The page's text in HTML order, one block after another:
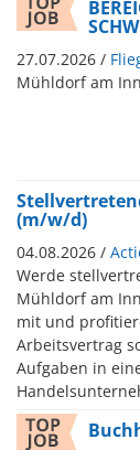
27.07.2026 /
Mühldorf am Inn
(m/w/d)
04.08.2026 /
Werde
Mühldorf am
mit und
Arbeitsvertrag
Aufgaben in